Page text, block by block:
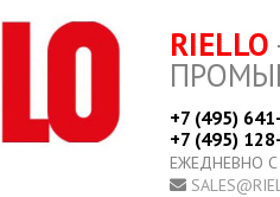
RIELLO
+7 (495)
+7 (495)
ЕЖЕДНЕВНО